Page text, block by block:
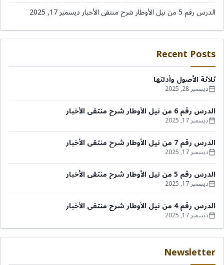
الدرس رقم 5 من نيل الأوطار شرح منتقى الأخبار
ديسمبر 17, 2025
Recent Posts
ثلاثة الأصول وأدلتها
ديسمبر 28, 2025
الدرس رقم 6 من نيل الأوطار شرح منتقى الأخبار
ديسمبر 17, 2025
الدرس رقم 7 من نيل الأوطار شرح منتقى الأخبار
ديسمبر 17, 2025
الدرس رقم 5 من نيل الأوطار شرح منتقى الأخبار
ديسمبر 17, 2025
الدرس رقم 4 من نيل الأوطار شرح منتقى الأخبار
ديسمبر 17, 2025
Newsletter